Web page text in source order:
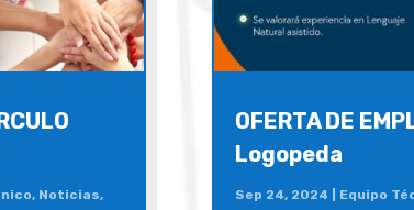
, Noticias,
OFERTA DE
Logopeda
Sep 24, 2024 Equipo